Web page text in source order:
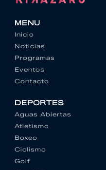
MENU
Inicio
Noticias
Programas
Eventos
Contacto
DEPORTES
Aguas Abiertas
Atletismo
Boxeo
Ciclismo
Golf